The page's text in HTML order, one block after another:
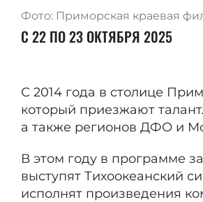
С 22 ПО 23 ОКТЯБРЯ 2025
Фото: Приморская краевая
С 2014 года в столице
который приезжают
а также регионов ДФО и
В этом году в программе
выступят Тихоокеанский
исполнят произведения